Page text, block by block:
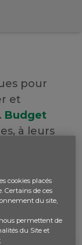
pour
et
Budget
à leurs
et
en ligne
!
!
cookies placés
Certains de ces
du site,
permettent de
du Site et